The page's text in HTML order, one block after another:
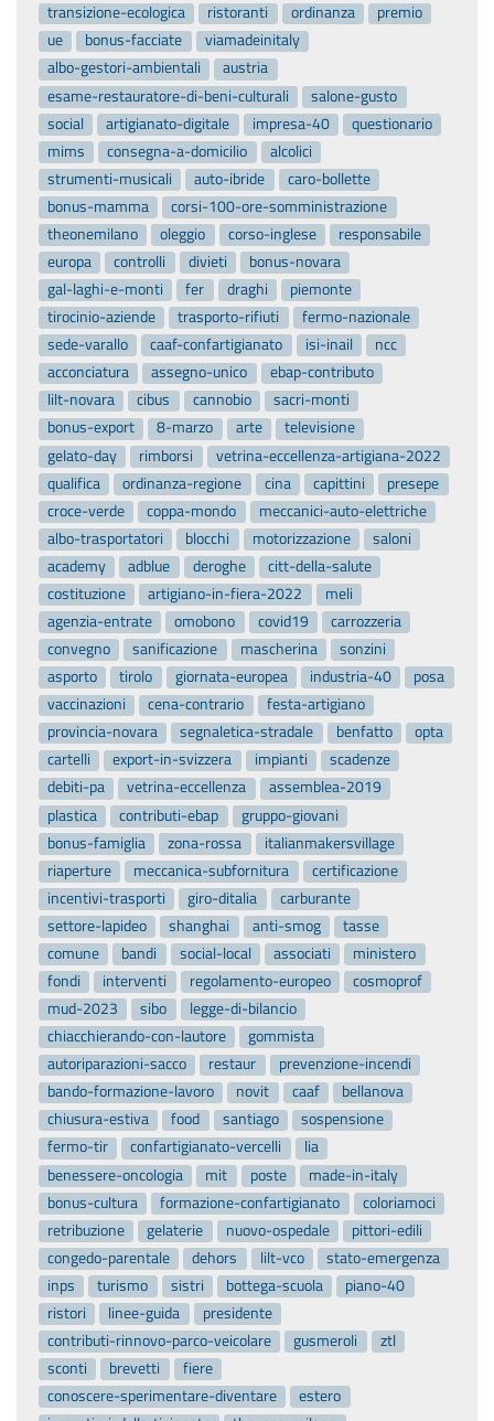
transizione-ecologica
ristoranti ordinanza
premio
ue
bonus-facciate
viamadeinitaly
albo-gestori-ambientali
austria
esame-restauratore-di-beni-culturali
salone-gusto
social
artigianato-digitale impresa-40
questionario
mims
consegna-a-domicilio
alcolici
strumenti-musicali
auto-ibride
caro-bollette
bonus-mamma
corsi-100-ore-somministrazione
theonemilano
oleggio corso-inglese
responsabile
europa
controlli divieti
bonus-novara
gal-laghi-e-monti
fer draghi
piemonte
tirocinio-aziende
trasporto-rifiuti
fermo-nazionale
sede-varallo
caaf-confartigianato isi-inail
ncc
acconciatura
assegno-unico
ebap-contributo
lilt-novara
cibus cannobio
sacri-monti
bonus-export
8-marzo arte
televisione
gelato-day
rimborsi
vetrina-eccellenza-artigiana-2022
qualifica
ordinanza-regione cina capittini
presepe
croce-verde
coppa-mondo
meccanici-auto-elettriche
albo-trasportatori
blocchi motorizzazione
saloni
academy
adblue deroghe
citt-della-salute
costituzione
artigiano-in-fiera-2022
meli
agenzia-entrate
omobono covid19
carrozzeria
convegno
sanificazione mascherina
sonzini
asporto
tirolo giornata-europea industria-40
posa
vaccinazioni
cena-contrario
festa-artigiano
provincia-novara
segnaletica-stradale benfatto
opta
cartelli
export-in-svizzera impianti
scadenze
debiti-pa
vetrina-eccellenza
assemblea-2019
plastica
contributi-ebap
gruppo-giovani
bonus-famiglia
zona-rossa
italianmakersvillage
riaperture
meccanica-subfornitura
certificazione
incentivi-trasporti
giro-ditalia
carburante
settore-lapideo
shanghai anti-smog
tasse
comune
bandi social-local associati
ministero
fondi
interventi regolamento-europeo
cosmoprof
mud-2023
sibo
legge-di-bilancio
chiacchierando-con-lautore
gommista
autoriparazioni-sacco
restaur
prevenzione-incendi
bando-formazione-lavoro
novit caaf
bellanova
chiusura-estiva
food santiago
sospensione
fermo-tir
confartigianato-vercelli
lia
benessere-oncologia
mit poste
made-in-italy
bonus-cultura
formazione-confartigianato
coloriamoci
retribuzione
gelaterie nuovo-ospedale
pittori-edili
congedo-parentale
dehors lilt-vco
stato-emergenza
inps
turismo sistri bottega-scuola
piano-40
ristori
linee-guida
presidente
contributi-rinnovo-parco-veicolare
gusmeroli
ztl
sconti
brevetti
fiere
conoscere-sperimentare-diventare
estero